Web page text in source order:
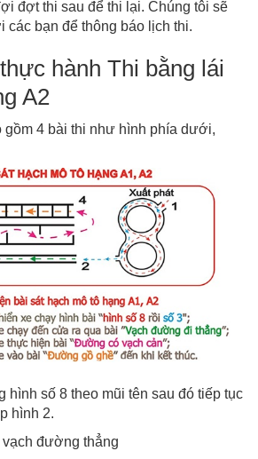
đợt thi sau để thi lại. Chúng tôi sẽ
các bạn để thông báo lịch thi.
hành Thi bằng lái
A2
gồm 4 bài thi như hình phía dưới,
hình số 8 theo mũi tên sau đó tiếp tục
hình 2.
đường thẳng